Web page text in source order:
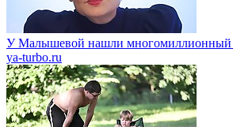
У Малышевой нашли многомиллионный
ya-turbo.ru